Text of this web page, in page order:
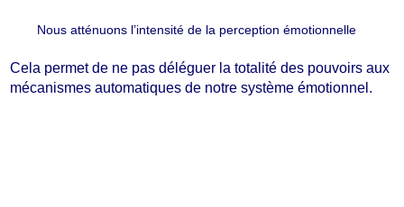
Nous atténuons l’intensité de la perception émotionnelle
Cela permet de ne pas déléguer la totalité des pouvoirs aux
mécanismes automatiques de notre système émotionnel.